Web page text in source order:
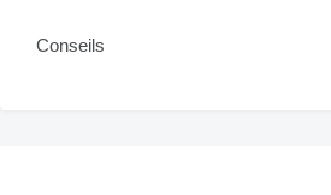
Conseils